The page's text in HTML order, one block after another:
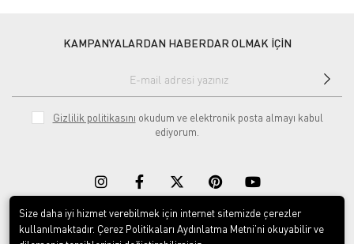
KAMPANYALARDAN HABERDAR OLMAK İÇİN
Gizlilik politikasını okudum ve elektronik posta almayı kabul
ediyorum.
Size daha iyi hizmet verebilmek için internet sitemizde çerezler
kullanılmaktadır. Çerez Politikaları Aydınlatma Metni’ni okuyabilir ve